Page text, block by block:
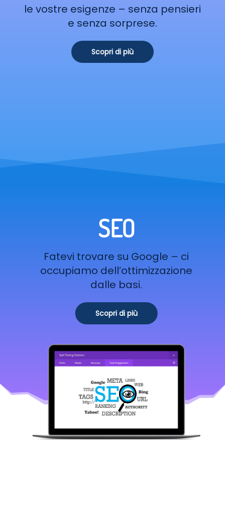
le vostre esigenze – senza pensieri
e senza sorprese.
Scopri di più
SEO
Fatevi trovare su Google – ci
occupiamo dell’ottimizzazione
dalle basi.
Scopri di più